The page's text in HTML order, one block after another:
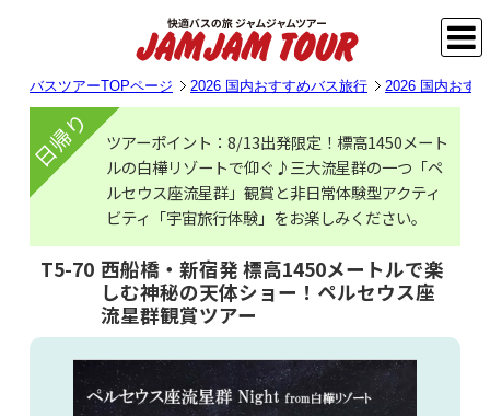
バスツアーTOPページ 2026 国内おすすめバス旅行 2026 国内おす
ツアーポイント：8/13出発限定！標高1450メート
ルの白樺リゾートで仰ぐ♪三大流星群の一つ「ペ
ルセウス座流星群」観賞と非日常体験型アクティ
ビティ「宇宙旅行体験」をお楽しみください。
日帰り
T5-70 西船橋・新宿発 標高1450メートルで楽
しむ神秘の天体ショー！ペルセウス座
流星群観賞ツアー